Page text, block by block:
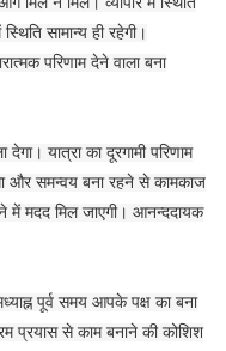
सामान्य ही रहेगी।
परिणाम देने वाला बना
यात्रा का दूरगामी परिणाम
और समन्वय बना रहने से कामकाज
में मदद मिल जाएगी। आनन्ददायक
पूर्व समय आपके पक्ष का बना
प्रयास से काम बनाने की कोशिश